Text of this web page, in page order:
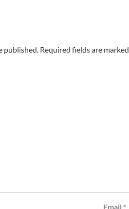
published. Required fields are marked
Email *